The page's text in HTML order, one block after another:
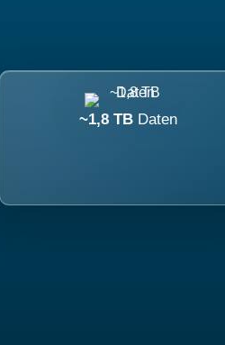
~1,8 TB Daten